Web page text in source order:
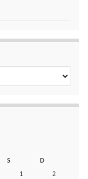
S
D
1
2